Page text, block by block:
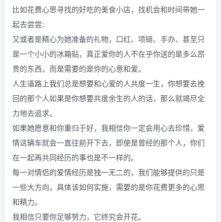
比如花费心思寻找的好吃的美食小店，找机会和时间带她一
起去尝尝;
又或者是精心为她准备的礼物，口红、项链、手办、甚至只
是一个小小的冰箱贴，真正爱你的人不在乎你送的是多么昂
贵的东西，而是需要的是你的心意和爱。
人生道路上我们总是想要和心爱的人共度一生，你想要去挽
回的那个人如果是你想要共度余生的人的话，那么就竭尽全
力地去追求。
如果她愿意和你重归于好，我相信你一定会用心去珍惜，爱
情这辆车就会一直往前开下去，即使是曾经的那个人，你们
在一起再共同经历的事也是不一样的。
每一对情侣的爱情经历是独一无二的，我们能够提供的只是
一些大方向，具体该如何实施，需要的是你花费更多的心思
和精力。
我相信只要你足够努力，它终究会开花。